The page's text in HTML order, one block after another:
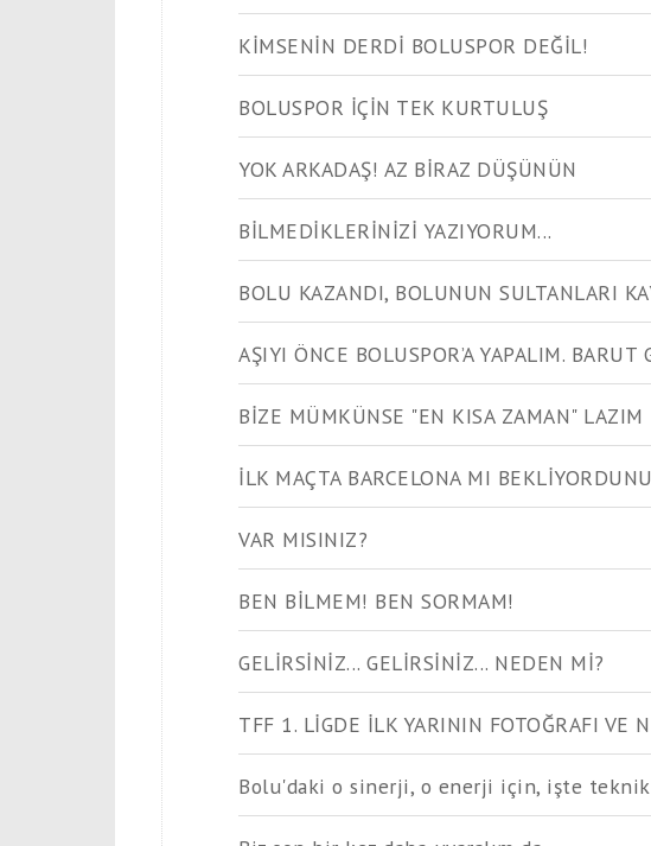
KİMSENİN DERDİ BOLUSPOR DEĞİL!
BOLUSPOR İÇİN TEK KURTULUŞ
YOK ARKADAŞ! AZ BİRAZ DÜŞÜNÜN
BİLMEDİKLERİNİZİ YAZIYORUM...
BOLU KAZANDI, BOLUNUN SULTANLARI
AŞIYI ÖNCE BOLUSPOR’A YAPALIM. BARUT
BİZE MÜMKÜNSE "EN KISA ZAMAN" LAZIM
İLK MAÇTA BARCELONA MI
VAR MISINIZ?
BEN BİLMEM! BEN SORMAM!
GELİRSİNİZ... GELİRSİNİZ... NEDEN Mİ?
TFF 1. LİGDE İLK YARININ FOTOĞRAFI VE
Bolu'daki o sinerji, o enerji için, işte teknik